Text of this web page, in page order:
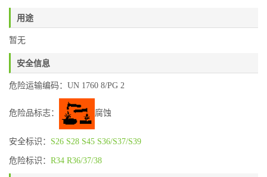
用途
暂无
安全信息
危险运输编码：UN 1760 8/PG 2
危险品标志： 腐蚀
安全标识： S26 S28 S45 S36/S37/S39
危险标识： R34 R36/37/38